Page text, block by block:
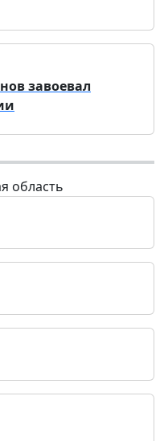
завоевал
область